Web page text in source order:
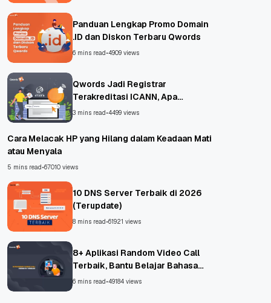
Panduan Lengkap Promo Domain
.ID dan Diskon Terbaru Qwords
6 mins read •4909 views
Qwords Jadi Registrar
Terakreditasi ICANN, Apa
Untungnya?
3 mins read •4499 views
Cara Melacak HP yang Hilang dalam Keadaan Mati
atau Menyala
5 mins read •67010 views
10 DNS Server Terbaik di 2026
(Terupdate)
8 mins read •61921 views
8+ Aplikasi Random Video Call
Terbaik, Bantu Belajar Bahasa
Asing!
6 mins read •49184 views